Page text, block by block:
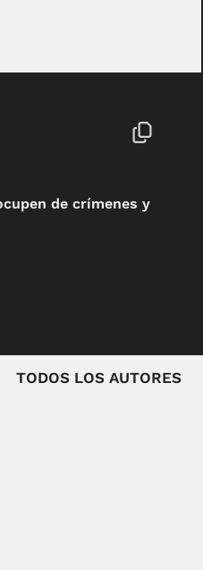
de crímenes y
TODOS LOS AUTORES